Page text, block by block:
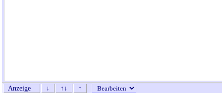
Anzeige ↓ ↑↓ ↑